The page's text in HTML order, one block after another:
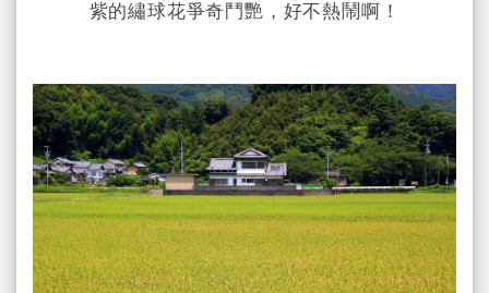
紫的繡球花爭奇鬥艷，好不熱鬧啊！